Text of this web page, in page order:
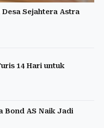
Sejahtera Astra
14 Hari untuk
Bond AS Naik Jadi